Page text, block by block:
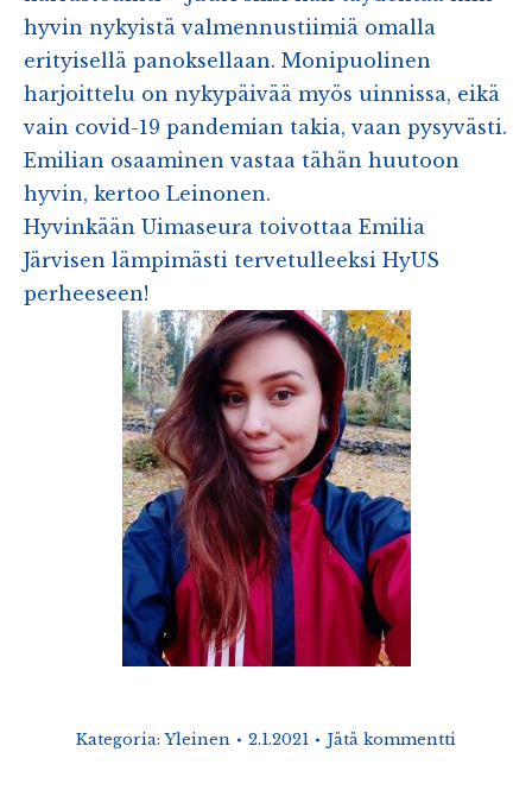
hyvin nykyistä valmennustiimiä omalla
erityisellä panoksellaan. Monipuolinen
harjoittelu on nykypäivää myös uinnissa, eikä
vain covid-19 pandemian takia, vaan pysyvästi.
Emilian osaaminen vastaa tähän huutoon
hyvin, kertoo Leinonen.
Hyvinkään Uimaseura toivottaa Emilia
Järvisen lämpimästi tervetulleeksi HyUS
perheeseen!
Kategoria:Yleinen 2.1.2021 Jätä kommentti